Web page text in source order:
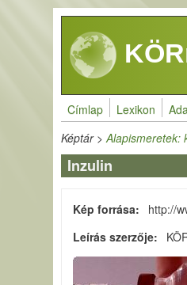
Ugrás a tartalomra
Címlap Lexikon
Képtár>Alapismeretek:
Inzulin
Kép forrása
http://
Leírás szerzője